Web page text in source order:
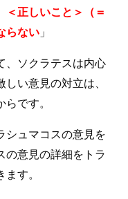
＜正しいこと＞（＝
らない 」
、ソクラテスは内心
い意見の対立は、
です。
シュマコスの意見を
の意見の詳細をトラ
す。